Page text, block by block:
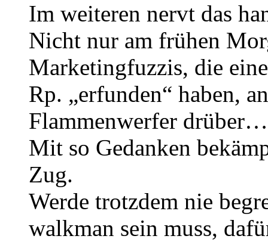
Im weiteren nervt das
Nicht nur am frühen
Marketingfuzzis, die
Rp. „erfunden“ haben,
Flammenwerfer
Mit so Gedanken
Zug.
Werde trotzdem nie
walkman sein muss,